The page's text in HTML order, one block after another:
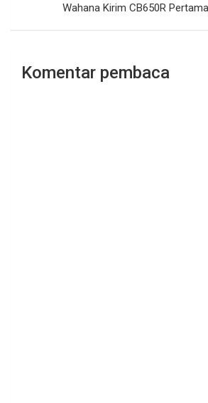
Wahana Kirim CB650R
Komentar pembaca